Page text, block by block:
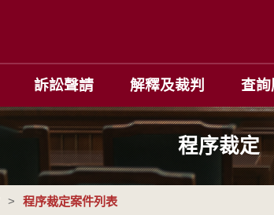
訴訟聲請 解釋及裁判 查詢
程序裁定
> 程序裁定案件列表